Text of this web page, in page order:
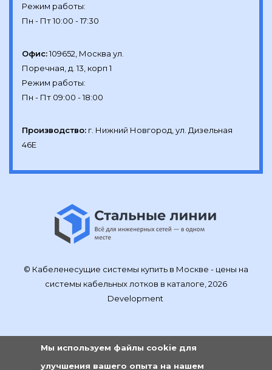
Режим работы:
Офис:109652, Москва ул.
Поречная, д. 13, корп 1
Режим работы:
Производство: г. Нижний Новгород, ул. Дизельная
46Е
© Кабеленесущие системы купить в Москве - цены на
системы кабельных лотков в каталоге, 2026
Development
Мы используем файлы cookie для
улучшения вашего опыта на нашем